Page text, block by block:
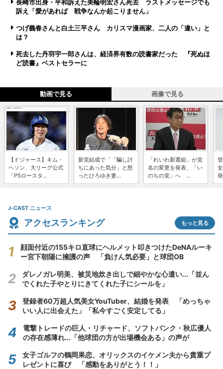
長崎市出身・平和訴えた美輪明宏さん死去 ラストメッセージでも
訴え「愛があれば 戦争なんか起こりません」
つげ義春さんと白土三平さん カリスマ漫画家、二人の「違い」と
は？
死去した丹羽宇一郎さんは、経済界有数の読書家だった 『死ぬほ
ど読書』ベストセラーに
動画で見る 画像で見る
【ドジャース】キム・
ヘソン、大リーグ公式
「PSロースタ...
新党結成で「「騙し討
ちにあった気分」と怒
ったひろゆき妻...
「れいわ新選組」が党
名の変更を発表、「い
のちの党」へ ...
J-CAST ニュース
アクセスランキング もっと見る
顔面付近の155キロ直球にヘルメット叩きつけたDeNAルーキ
ー宮下朝陽に擁護の声 「負けん気必要」と球団OB
ダレノガレ明美、被災地炊き出しで細やかな心遣い...「並ん
でくれた子やとりにきてくれた子にシールを」
登録者60万超人気美女YouTuber、結婚を発表 「めっちゃ
いい人に出会えた」「私今すごく安定してる」
電撃トレードの巨人・リチャード、ソフトバンク・秋広優人
の存在感薄れ...「他球団の方が出場機会ある」の声が
女子ゴルフの鶴岡果恋、オリックスのイケメン夫から貴重プ
レゼントに喜び 「感動をありがとう！！」